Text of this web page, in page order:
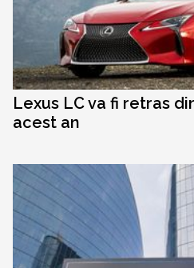
Lexus LC va fi retras
acest an